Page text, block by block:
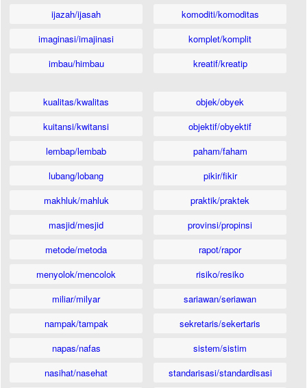
ijazah/ijasah
imaginasi/imajinasi
imbau/himbau
komoditi/komoditas
komplet/komplit
kreatif/kreatip
kualitas/kwalitas
kuitansi/kwitansi
lembap/lembab
lubang/lobang
makhluk/mahluk
masjid/mesjid
metode/metoda
menyolok/mencolok
miliar/milyar
nampak/tampak
napas/nafas
nasihat/nasehat
objek/obyek
objektif/obyektif
paham/faham
pikir/fikir
praktik/praktek
provinsi/propinsi
rapot/rapor
risiko/resiko
sariawan/seriawan
sekretaris/sekertaris
sistem/sistim
standarisasi/standardisasi